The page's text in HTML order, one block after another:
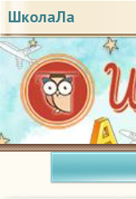
ШколаЛа